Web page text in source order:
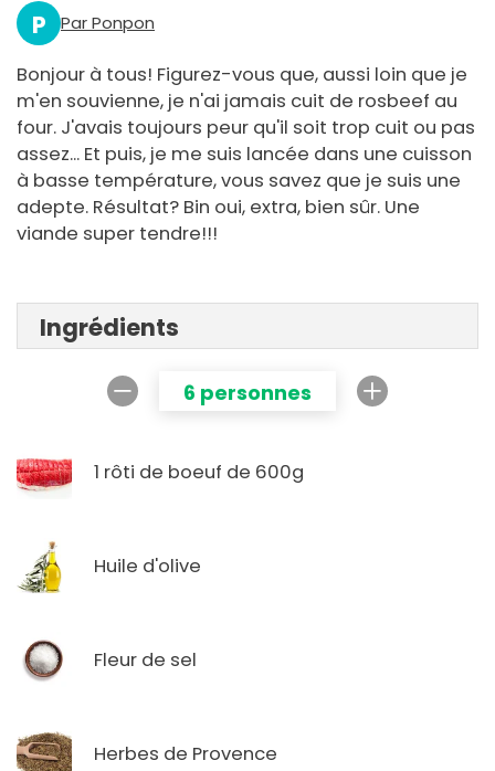
P Par Ponpon
Bonjour à tous! Figurez-vous que, aussi loin que je
m'en souvienne, je n'ai jamais cuit de rosbeef au
four. J'avais toujours peur qu'il soit trop cuit ou pas
assez... Et puis, je me suis lancée dans une cuisson
à basse température, vous savez que je suis une
adepte. Résultat? Bin oui, extra, bien sûr. Une
viande super tendre!!!
Ingrédients
6 personnes
1 rôti de boeuf de 600g
Huile d'olive
Fleur de sel
Herbes de Provence